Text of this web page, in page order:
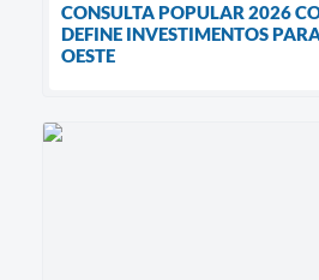
CONSULTA POPULAR 2026
DEFINE INVESTIMENTOS
OESTE